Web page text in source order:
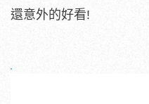
還意外的好看!